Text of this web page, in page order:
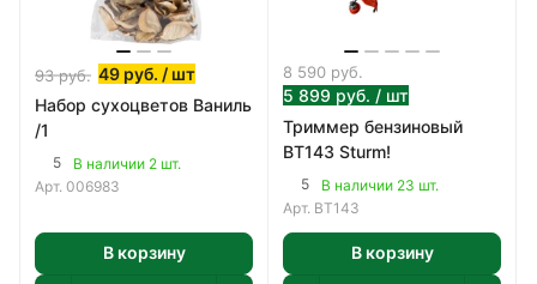
93руб. 49 руб. / шт
Набор сухоцветов Ваниль
/1
5
В наличии 2 шт.
Арт. 006983
В корзину
8 590 руб.
5 899 руб. / шт
Триммер бензиновый
BT143 Sturm!
5
В наличии 23 шт.
Арт. BT143
В корзину